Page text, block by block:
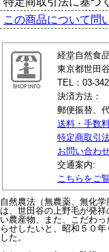
この商品について問
経堂自然食
東京都世田
TEL：03-
決済方法：
郵便振替、
送料・手数
特定商取引
お問い合わ
交通案内:
こちらをご
自然農法（無農薬、無化学
は、世田谷の上野毛が発
い農産物、また、こだわ
らせしたいと、昭和５０
した。